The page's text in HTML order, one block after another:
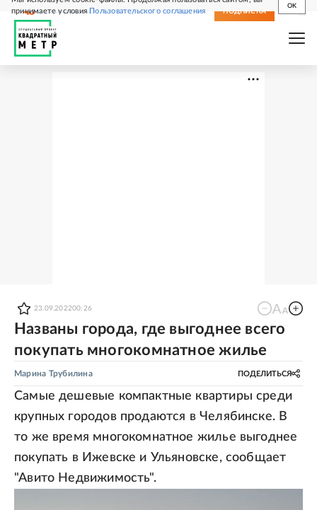
принимаете условияПользовательского соглашения
OK
СВЕЖИЙ НОМЕР ПОДПИСКА
23.09.202200:26
Названы города, где выгоднее всего
покупать многокомнатное жилье
Марина Трубилина ПОДЕЛИТЬСЯ
Самые дешевые компактные квартиры среди
крупных городов продаются в Челябинске. В
то же время многокомнатное жилье выгоднее
покупать в Ижевске и Ульяновске, сообщает
"Авито Недвижимость".